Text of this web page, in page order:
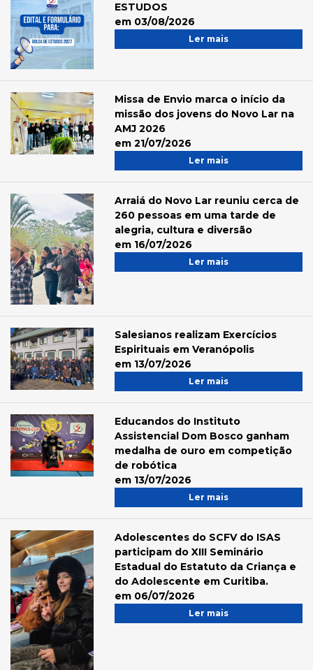
ESTUDOS
em 03/08/2026
Ler mais
Missa de Envio marca o início da
missão dos jovens do Novo Lar na
AMJ 2026
em 21/07/2026
Ler mais
Arraiá do Novo Lar reuniu cerca de
260 pessoas em uma tarde de
alegria, cultura e diversão
em 16/07/2026
Ler mais
Salesianos realizam Exercícios
Espirituais em Veranópolis
em 13/07/2026
Ler mais
Educandos do Instituto
Assistencial Dom Bosco ganham
medalha de ouro em competição
de robótica
em 13/07/2026
Ler mais
Adolescentes do SCFV do ISAS
participam do XIII Seminário
Estadual do Estatuto da Criança e
do Adolescente em Curitiba.
em 06/07/2026
Ler mais